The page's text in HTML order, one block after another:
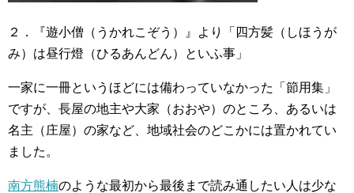
２．『遊小僧（うかれこぞう）』より「四方髪（しほうが
み）は昼行燈（ひるあんどん）といふ事」
一家に一冊というほどには備わっていなかった「節用集」
ですが、長屋の地主や大家（おおや）のところ、あるいは
名主（庄屋）の家など、地域社会のどこかには置かれてい
ました。
南方熊楠のような最初から最後まで読み通したい人は少な